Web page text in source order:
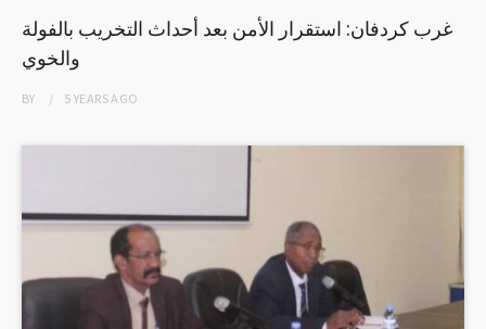
غرب كردفان: استقرار الأمن بعد أحداث التخريب بالفولة
والخوي
BY 5 YEARSAGO